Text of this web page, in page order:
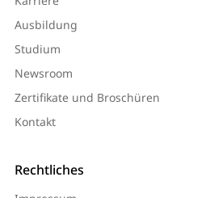
Ausbildung
Studium
Newsroom
Zertifikate und Broschüren
Kontakt
Rechtliches